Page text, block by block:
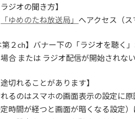
ジオの聞き方】
「ゆめのたね放送局」 へアクセス（ス
２ch】バナー下の「ラジオを聴く
合 または ラジオ配信が開始されな
切れることがあります】
るのはスマホの画面表示の設定に
時間が経つと画面が暗くなる設定